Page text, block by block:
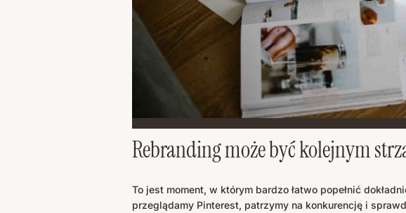
Rebranding może być kolejnym
To jest moment, w którym bardzo łatwo popełnić
przeglądamy Pinterest, patrzymy na konkurencję i